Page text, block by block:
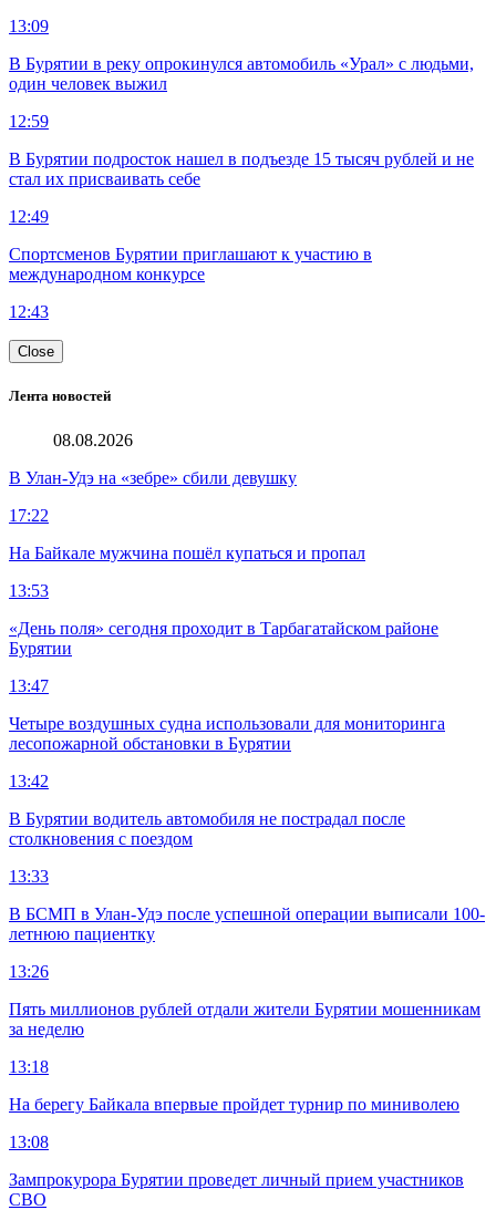
13:09
В Бурятии в реку опрокинулся автомобиль «Урал» с людьми,
один человек выжил
12:59
В Бурятии подросток нашел в подъезде 15 тысяч рублей и не
стал их присваивать себе
12:49
Спортсменов Бурятии приглашают к участию в
международном конкурсе
12:43
Close
Лента новостей
08.08.2026
В Улан-Удэ на «зебре» сбили девушку
17:22
На Байкале мужчина пошёл купаться и пропал
13:53
«День поля» сегодня проходит в Тарбагатайском районе
Бурятии
13:47
Четыре воздушных судна использовали для мониторинга
лесопожарной обстановки в Бурятии
13:42
В Бурятии водитель автомобиля не пострадал после
столкновения с поездом
13:33
В БСМП в Улан-Удэ после успешной операции выписали 100-
летнюю пациентку
13:26
Пять миллионов рублей отдали жители Бурятии мошенникам
за неделю
13:18
На берегу Байкала впервые пройдет турнир по миниволею
13:08
Зампрокурора Бурятии проведет личный прием участников
СВО